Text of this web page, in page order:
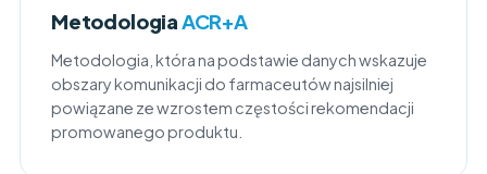
MetodologiaACR+A
Metodologia, która na podstawie danych wskazuje
obszary komunikacji do farmaceutów najsilniej
powiązane ze wzrostem częstości rekomendacji
promowanego produktu.